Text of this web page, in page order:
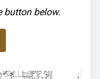
button below.